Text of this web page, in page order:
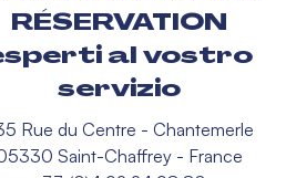
RÉSERVATION
al vostro
servizio
Rue du Centre - Chantemerle
Saint-Chaffrey - France